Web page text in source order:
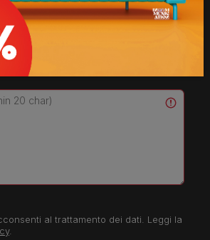
20 char)
al trattamento dei dati. Leggi la
.